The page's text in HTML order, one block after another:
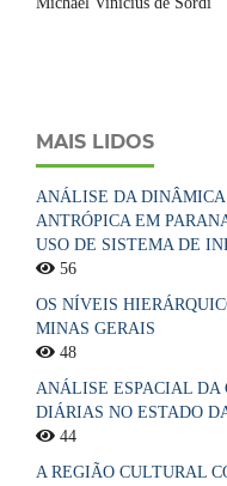
MAIS LIDOS
ANÁLISE DA DINÂMICA
ANTRÓPICA EM
USO DE SISTEMA DE
56
OS NÍVEIS
MINAS GERAIS
48
ANÁLISE ESPACIAL DA
DIÁRIAS NO ESTADO
44
A REGIÃO CULTURAL